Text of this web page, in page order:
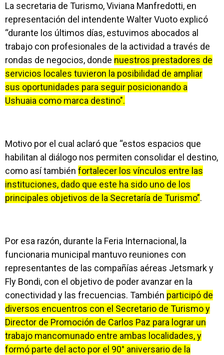
La secretaria de Turismo, Viviana Manfredotti, en
representación del intendente Walter Vuoto explicó
“durante los últimos días, estuvimos abocados al
trabajo con profesionales de la actividad a través de
rondas de negocios, donde nuestros prestadores de
servicios locales tuvieron la posibilidad de ampliar
sus oportunidades para seguir posicionando a
Ushuaia como marca destino".
Motivo por el cual aclaró que “estos espacios que
habilitan al diálogo nos permiten consolidar el destino,
como así también fortalecer los vínculos entre las
instituciones, dado que este ha sido uno de los
principales objetivos de la Secretaría de Turismo”.
Por esa razón, durante la Feria Internacional, la
funcionaria municipal mantuvo reuniones con
representantes de las compañías aéreas Jetsmark y
Fly Bondi, con el objetivo de poder avanzar en la
conectividad y las frecuencias. También participó de
diversos encuentros con el Secretario de Turismo y
Director de Promoción de Carlos Paz para lograr un
trabajo mancomunado entre ambas localidades, y
formó parte del acto por el 90° aniversario de la